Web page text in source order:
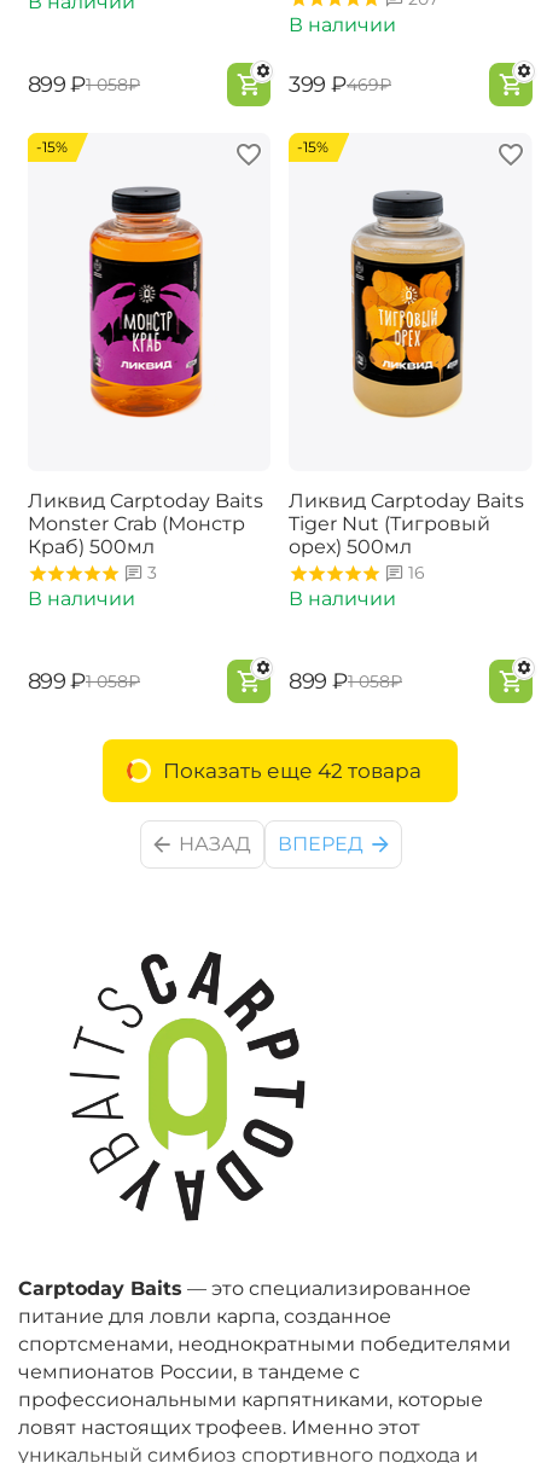
Carptoday Baits — это специализированное
питание для ловли карпа, созданное
спортсменами, неоднократными победителями
чемпионатов России, в тандеме с
профессиональными карпятниками, которые
ловят настоящих трофеев. Именно этот
уникальный симбиоз спортивного подхода и
‍899‍ ₽‍1 058‍₽
В наличии
‍399‍ ₽‍469‍₽
-15%
Ликвид Carptoday Baits
Monster Crab (Монстр
Краб) 500мл
3
В наличии
‍899‍ ₽‍1 058‍₽
-15%
Ликвид Carptoday Baits
Tiger Nut (Тигровый
орех) 500мл
16
В наличии
‍899‍ ₽‍1 058‍₽
Показать еще 42 товара
НАЗАД ВПЕРЕД